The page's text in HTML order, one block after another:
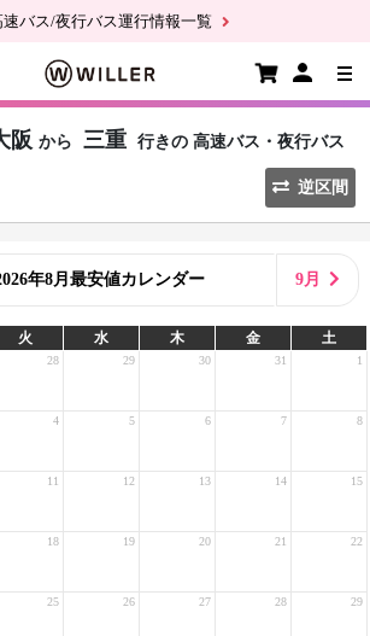
速バス/夜行バス運行情報一覧
阪 から 三重 行きの 高速バス・夜行バス
逆区間
年8月最安値カレンダー 9月
火 水 木 金 土
28 29 30 31 1
4 5 6 7 8
11 12 13 14 15
18 19 20 21 22
25 26 27 28 29